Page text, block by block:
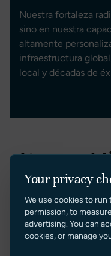
Nuestra fortaleza
sino en nuestra
altamente
infraestructura
local y décadas de
Nuestra
En Sunseeker
Proporcionar el más
corretaje de yates a
Your privacy
We use cookies to
permission, to
advertising. You can
cookies, or manage